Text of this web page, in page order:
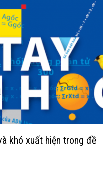
khó xuất hiện trong đề